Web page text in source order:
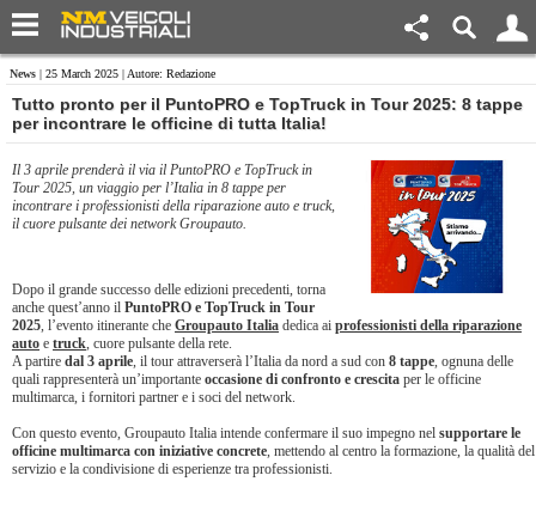
News | 25 March 2025 | Autore: Redazione
Tutto pronto per il PuntoPRO e TopTruck in Tour 2025: 8 tappe
per incontrare le officine di tutta Italia!
Il 3 aprile prenderà il via il PuntoPRO e TopTruck in
Tour 2025, un viaggio per l’Italia in 8 tappe per
incontrare i professionisti della riparazione auto e truck,
il cuore pulsante dei network Groupauto.
Dopo il grande successo delle edizioni precedenti, torna
anche quest’anno il PuntoPRO e TopTruck in Tour
2025, l’evento itinerante che Groupauto Italia dedica ai professionisti della riparazione
auto e truck, cuore pulsante della rete.
A partire dal 3 aprile, il tour attraverserà l’Italia da nord a sud con 8 tappe, ognuna delle
quali rappresenterà un’importante occasione di confronto e crescita per le officine
multimarca, i fornitori partner e i soci del network.
Con questo evento, Groupauto Italia intende confermare il suo impegno nel supportare le
officine multimarca con iniziative concrete, mettendo al centro la formazione, la qualità del
servizio e la condivisione di esperienze tra professionisti.